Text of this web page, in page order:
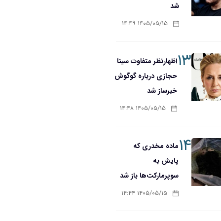
شد
۱۴۰۵/۰۵/۱۵ ۱۴:۴۹
۱۳اظهارنظر متفاوت سینا
حجازی درباره گوگوش
خبرساز شد
۱۴۰۵/۰۵/۱۵ ۱۴:۴۸
۱۴ماده مخدری که
پایش به
سوپرمارکت‌ها باز شد
۱۴۰۵/۰۵/۱۵ ۱۴:۴۴